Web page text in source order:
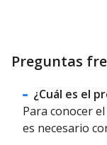
Preguntas
¿Cuál es el
Para conocer
es necesario